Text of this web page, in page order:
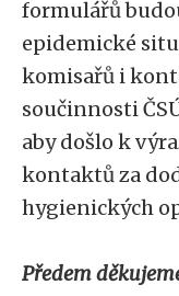
formulářů
epidemické
komisařů i
součinnosti
aby došlo k
kontaktů za
hygienických
Předem